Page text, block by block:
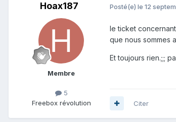
Hoax187
Membre
5
Freebox révolution
Posté(e) le 12
le ticket
que nous sommes
Et toujours rien.;;;
Citer